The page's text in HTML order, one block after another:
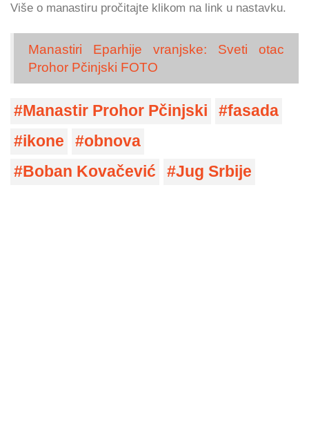
Više o manastiru pročitajte klikom na link u nastavku.
Manastiri Eparhije vranjske: Sveti otac
Prohor Pčinjski FOTO
Manastir Prohor Pčinjski
fasada
ikone
obnova
Boban Kovačević
Jug Srbije